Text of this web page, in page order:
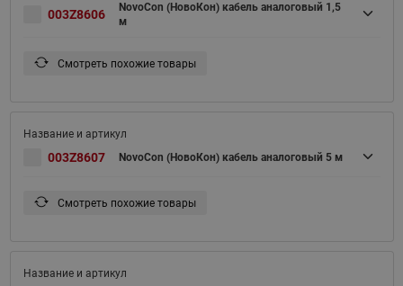
003Z8606
NovoCon (НовоКон) кабель аналоговый 1,5
м
Смотреть похожие товары
003Z8607 NovoCon (НовоКон) кабель аналоговый 5 м
Смотреть похожие товары